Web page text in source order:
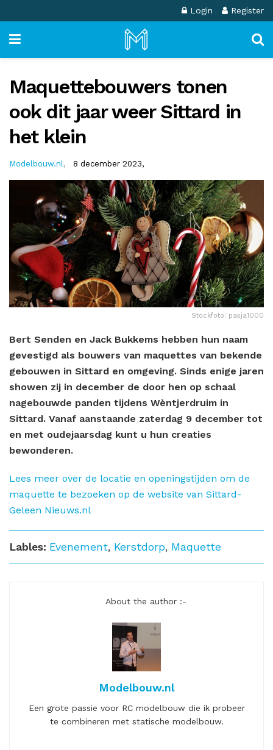
Login Register
Maquettebouwers tonen
ook dit jaar weer Sittard in
het klein
Modelbouw.nl , 8 december 2023,
Stockfoto: pasja1000
Bert Senden en Jack Bukkems hebben hun naam
gevestigd als bouwers van maquettes van bekende
gebouwen in Sittard en omgeving. Sinds enige jaren
showen zij in december de door hen op schaal
nagebouwde panden tijdens Wèntjerdruim in
Sittard. Vanaf aanstaande zaterdag 9 december tot
en met oudejaarsdag kunt u hun creaties
bewonderen.
Lees meer over de locatie en openingstijden om de
maquette te bezoeken op de website van Sittard-
Geleen Nieuws.nl
Lables: Evenement, Kerstdorp, Maquette
About the author :-
Modelbouw.nl
Een grote passie voor RC modelbouw die ik probeer
te combineren met statische modelbouw.